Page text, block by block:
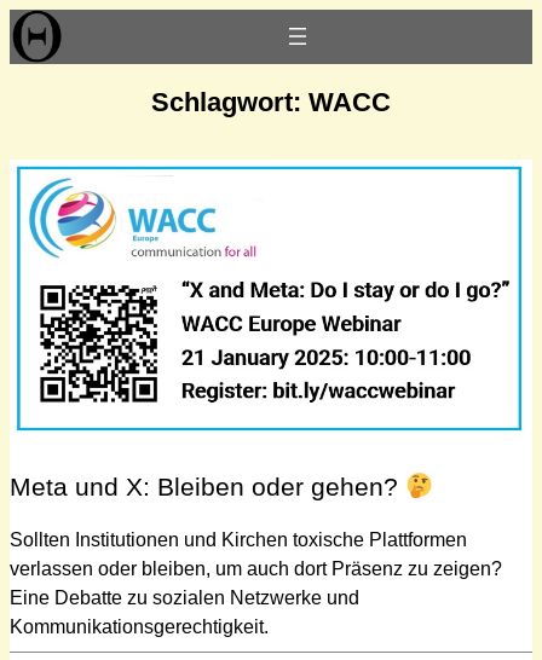
Zum
Inhalt
Schlagwort: WACC
Meta und X: Bleiben oder gehen?
Sollten Institutionen und Kirchen toxische Plattformen
verlassen oder bleiben, um auch dort Präsenz zu zeigen?
Eine Debatte zu sozialen Netzwerke und
Kommunikationsgerechtigkeit.